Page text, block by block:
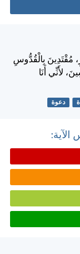
مُقْتَدِينَ بِالْقُدُّوسِ
لأَنِّي أَنَا
دعوة
الآية: